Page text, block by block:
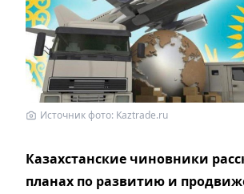
Источник фото: Kaztrade.ru
Казахстанские чиновники
планах по развитию и